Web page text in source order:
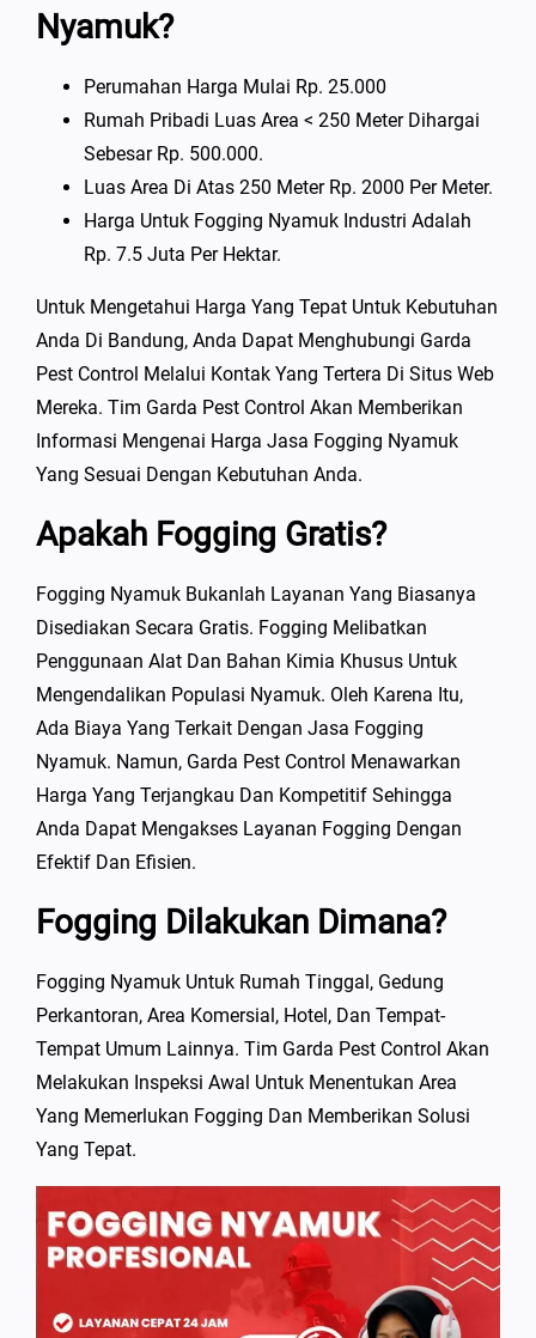
Nyamuk?
Perumahan Harga Mulai Rp. 25.000
Rumah Pribadi Luas Area < 250 Meter Dihargai
Sebesar Rp. 500.000.
Luas Area Di Atas 250 Meter Rp. 2000 Per Meter.
Harga Untuk Fogging Nyamuk Industri Adalah
Rp. 7.5 Juta Per Hektar.
Untuk Mengetahui Harga Yang Tepat Untuk Kebutuhan
Anda Di Bandung, Anda Dapat Menghubungi Garda
Pest Control Melalui Kontak Yang Tertera Di Situs Web
Mereka. Tim Garda Pest Control Akan Memberikan
Informasi Mengenai Harga Jasa Fogging Nyamuk
Yang Sesuai Dengan Kebutuhan Anda.
Apakah Fogging Gratis?
Fogging Nyamuk Bukanlah Layanan Yang Biasanya
Disediakan Secara Gratis. Fogging Melibatkan
Penggunaan Alat Dan Bahan Kimia Khusus Untuk
Mengendalikan Populasi Nyamuk. Oleh Karena Itu,
Ada Biaya Yang Terkait Dengan Jasa Fogging
Nyamuk. Namun, Garda Pest Control Menawarkan
Harga Yang Terjangkau Dan Kompetitif Sehingga
Anda Dapat Mengakses Layanan Fogging Dengan
Efektif Dan Efisien.
Fogging Dilakukan Dimana?
Fogging Nyamuk Untuk Rumah Tinggal, Gedung
Perkantoran, Area Komersial, Hotel, Dan Tempat-
Tempat Umum Lainnya. Tim Garda Pest Control Akan
Melakukan Inspeksi Awal Untuk Menentukan Area
Yang Memerlukan Fogging Dan Memberikan Solusi
Yang Tepat.